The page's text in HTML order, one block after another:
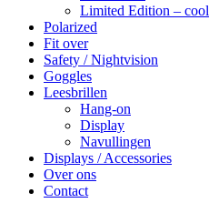
Limited Edition – cool
Polarized
Fit over
Safety / Nightvision
Goggles
Leesbrillen
Hang-on
Display
Navullingen
Displays / Accessories
Over ons
Contact